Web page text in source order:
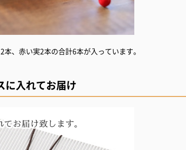
、赤い実2本の合計6本が入っています。
に入れてお届け